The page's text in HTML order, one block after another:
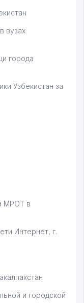
вузах
города
Узбекистан за
МРОТ в
Интернет, г.
и городской